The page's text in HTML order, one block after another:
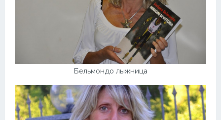
Бельмондо лыжница